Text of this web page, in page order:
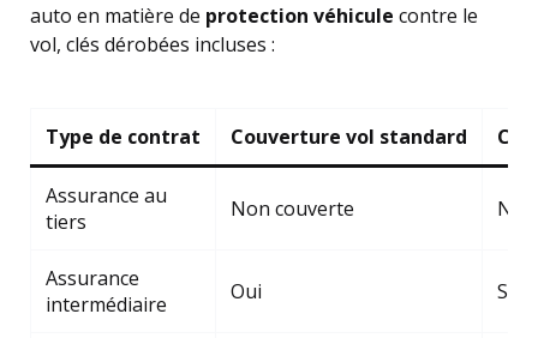
auto en matière de protection véhicule contre le
vol, clés dérobées incluses :
Type de contrat Couverture vol standard
Assurance au
tiers
Non couverte
Assurance
intermédiaire
Oui